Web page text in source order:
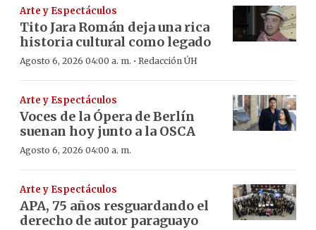
Arte y Espectáculos
Tito Jara Román deja una rica
historia cultural como legado
Agosto 6, 2026 04:00 a. m. · Redacción ÚH
Arte y Espectáculos
Voces de la Ópera de Berlín
suenan hoy junto a la OSCA
Agosto 6, 2026 04:00 a. m.
Arte y Espectáculos
APA, 75 años resguardando el
derecho de autor paraguayo